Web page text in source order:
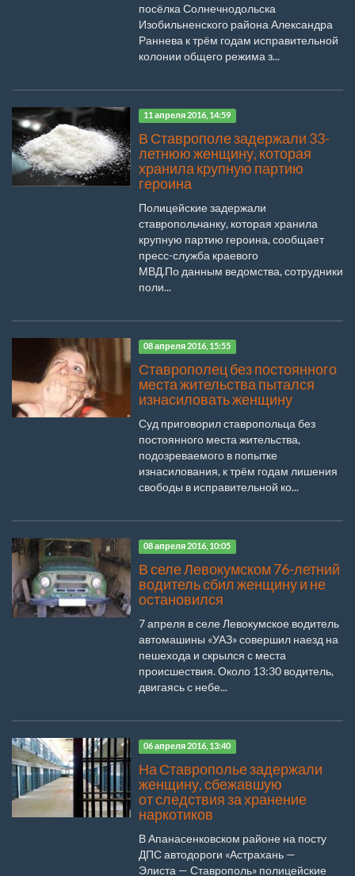
посёлка Солнечнодольска
Изобильненского района Александра
Раннева к трём годам исправительной
колонии общего режима з...
11 апреля 2016, 14:59
В Ставрополе задержали 33-
летнюю женщину, которая
хранила крупную партию
героина
Полицейские задержали
ставропольчанку, которая хранила
крупную партию героина, сообщает
пресс-служба краевого
МВД.По данным ведомства, сотрудники
поли...
08 апреля 2016, 15:55
Ставрополец без постоянного
места жительства пытался
изнасиловать женщину
Суд приговорил ставропольца без
постоянного места жительства,
подозреваемого в попытке
изнасилования, к трём годам лишения
свободы в исправительной ко...
08 апреля 2016, 10:05
В селе Левокумском 76-летний
водитель сбил женщину и не
остановился
7 апреля в селе Левокумское водитель
автомашины «УАЗ» совершил наезд на
пешехода и скрылся с места
происшествия. Около 13:30 водитель,
двигаясь с небе...
06 апреля 2016, 13:40
На Ставрополье задержали
женщину, сбежавшую
от следствия за хранение
наркотиков
В Апанасенковском районе на посту
ДПС автодороги «Астрахань —
Элиста — Ставрополь» полицейские